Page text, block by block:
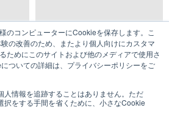
のコンピューターにCookieを保存します。こ
の改善のため、またより個人向けにカスタマ
ためにこのサイトおよび他のメディアで使用さ
ついての詳細は、プライバシーポリシーをご
人情報を追跡することはありません。ただ
択をする手間を省くために、小さなCookie
PERFORMANCE
9cm片口